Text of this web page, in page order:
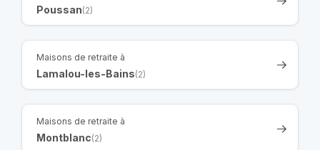
Poussan(2)
Maisons de retraite à
Lamalou-les-Bains(2)
Maisons de retraite à
Montblanc(2)